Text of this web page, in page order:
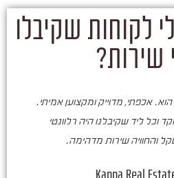
לקוחות שקיבלו
שירות?
אכפתי, מדוייק ומקצוען אמיתי.
וכל ליד שקיבלנו היה רלוונטי
והחוויה שירות מדהימה.